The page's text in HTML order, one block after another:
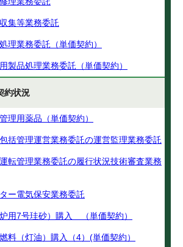
集等業務委託
理業務委託（単価契約）
製品処理業務委託（単価契約）
約状況
理用薬品（単価契約）
括管理運営業務委託の運営監理業務委託
転管理業務委託の履行状況技術審査業務
ー電気保安業務委託
用7号珪砂）購入 （単価契約）
料（灯油）購入（4）(単価契約）